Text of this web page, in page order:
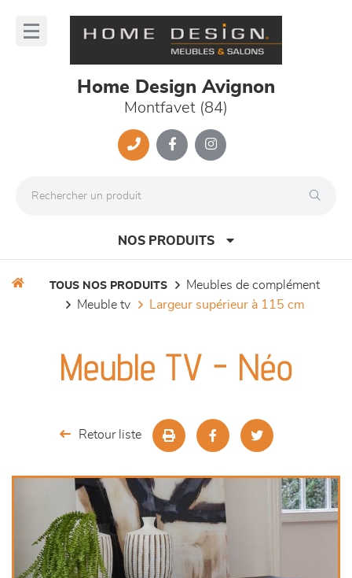
Home Design Avignon
Montfavet (84)
NOS PRODUITS
séjours
chambres et dressing
décoration
TOUS NOS PRODUITS
meubles de complément
meuble tv
largeur supérieur à 115 cm
Meuble TV - Néo
Retour liste